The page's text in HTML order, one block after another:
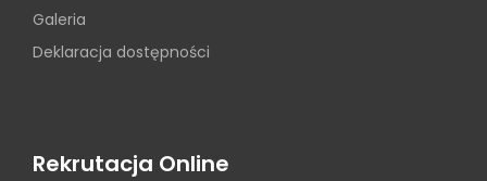
Galeria
Deklaracja dostępności
Rekrutacja Online